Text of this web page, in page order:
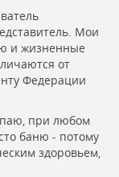
Мои
и жизненные
от
Федерации
при любом
баню - потому
здоровьем,